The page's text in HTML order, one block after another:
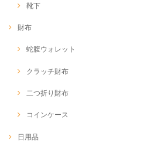
靴下
財布
蛇腹ウォレット
クラッチ財布
二つ折り財布
コインケース
日用品